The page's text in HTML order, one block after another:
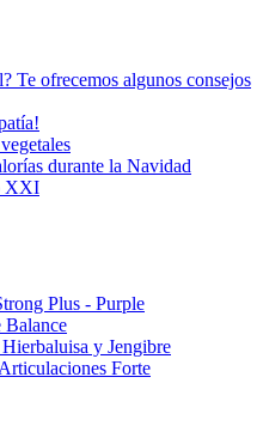
Te ofrecemos algunos consejos
durante la Navidad
XXI
Plus - Purple
Balance
y Jengibre
Forte